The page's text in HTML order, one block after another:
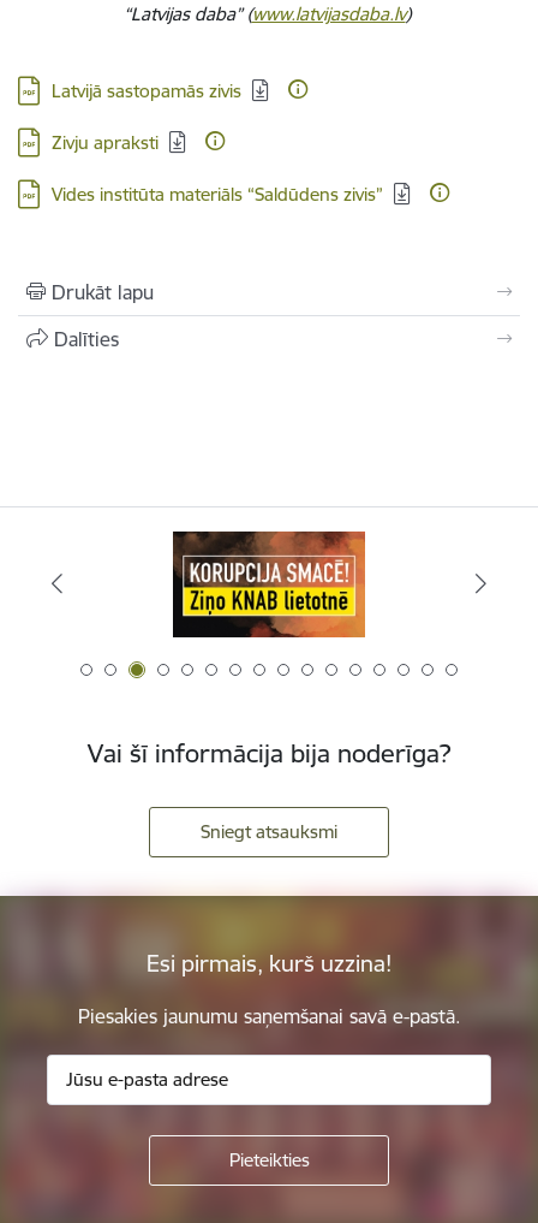
“Latvijas daba” (www.latvijasdaba.lv)
Lejupielādēt:
Latvijā sastopamās zivis
Lejupielādēt:
Zivju apraksti
Lejupielādēt:
Vides institūta materiāls “Saldūdens zivis”
Drukāt lapu
Dalīties
Vai šī informācija bija noderīga?
Sniegt atsauksmi
Esi pirmais, kurš uzzina!
Piesakies jaunumu saņemšanai savā e-pastā.